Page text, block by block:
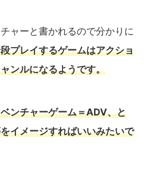
ャーと書かれるので分かりに
プレイするゲームはアクショ
ンルになるようです。
ンチャーゲーム＝ADV、と
イメージすればいいみたいで